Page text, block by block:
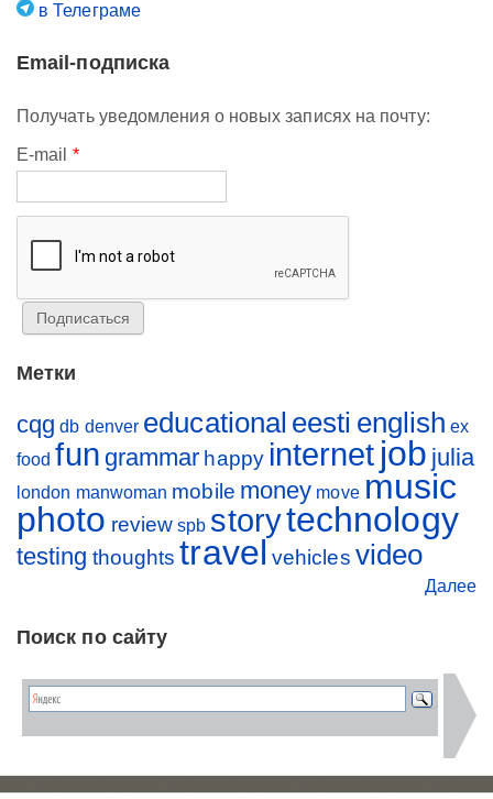
в Телеграме
Email-подписка
Получать уведомления о новых записях на почту:
E-mail *
Метки
cqg db denver educational eesti english ex
food fun grammar happy internet job julia
london manwoman mobile money move music
photo review spb storytechnology
testing thoughts travelvehicles video
Далее
Поиск по сайту